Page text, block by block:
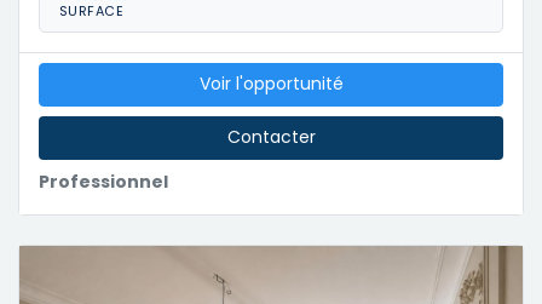
SURFACE
Professionnel
Voir l'opportunité
Contacter